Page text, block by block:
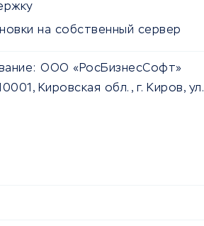
на собственный сервер
ООО «РосБизнесСофт»
Кировская обл., г. Киров, ул.